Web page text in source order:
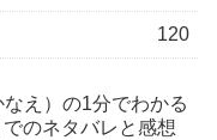
120
え）の1分でわかる
のネタバレと感想